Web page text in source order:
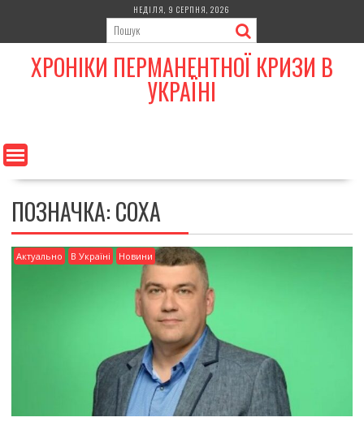
content
НЕДІЛЯ, 9 СЕРПНЯ, 2026
ХРОНІКИ ПЕРМАНЕНТНОЇ КРИЗИ В
УКРАЇНІ
ПОЗНАЧКА:СОХА
Актуально В Україні Новини